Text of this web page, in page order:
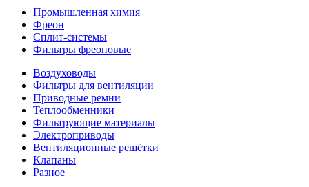
Промышленная химия
Фреон
Сплит-системы
Фильтры фреоновые
Воздуховоды
Фильтры для вентиляции
Приводные ремни
Теплообменники
Фильтрующие материалы
Электроприводы
Вентиляционные решётки
Клапаны
Разное